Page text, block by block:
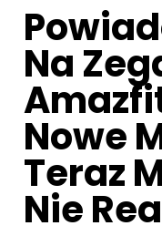
Na
Nowe
Teraz
Nie